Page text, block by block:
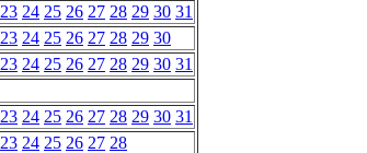
23 24 25 26 27 28 29 30 31
23 24 25 26 27 28 29 30
23 24 25 26 27 28 29 30 31
23 24 25 26 27 28 29 30 31
23 24 25 26 27 28